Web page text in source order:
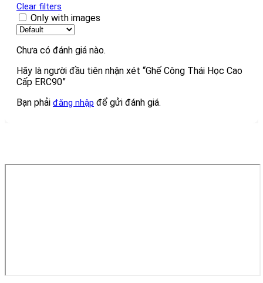
Clear filters
Only with images
Chưa có đánh giá nào.
Hãy là người đầu tiên nhận xét “Ghế Công Thái Học Cao
Cấp ERC90”
Bạn phải đăng nhập để gửi đánh giá.